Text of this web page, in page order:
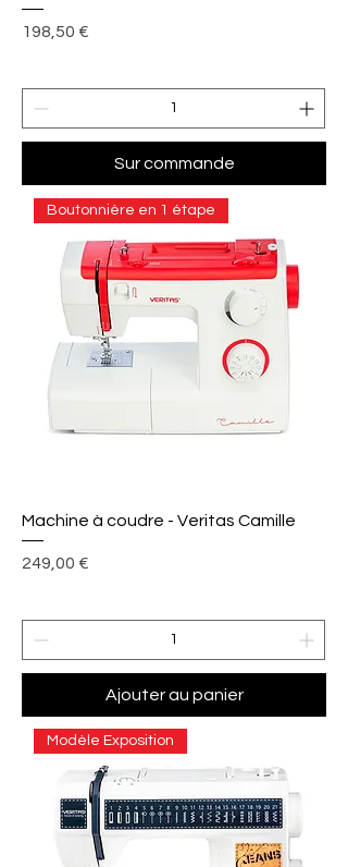
Prix
198,50 €
Sur commande
Boutonnière en 1 étape
Machine à coudre - Veritas Camille
Prix
249,00 €
Ajouter au panier
Modèle Exposition